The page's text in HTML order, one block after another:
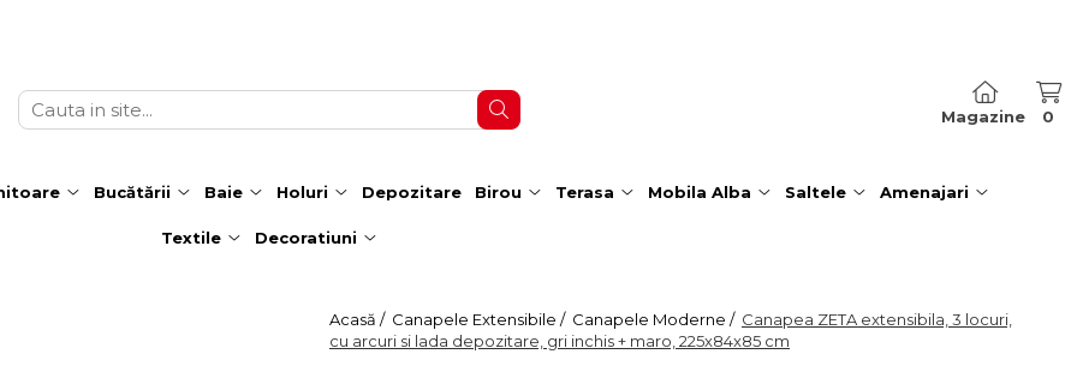
Magazine 0
Bucătării Baie Holuri Depozitare Birou Terasa Mobila Alba Saltele Amenajari
Textile Decoratiuni
Acasă / Canapele Extensibile / Canapele Moderne / Canapea ZETA extensibila, 3 locuri,
cu arcuri si lada depozitare, gri inchis + maro, 225x84x85 cm